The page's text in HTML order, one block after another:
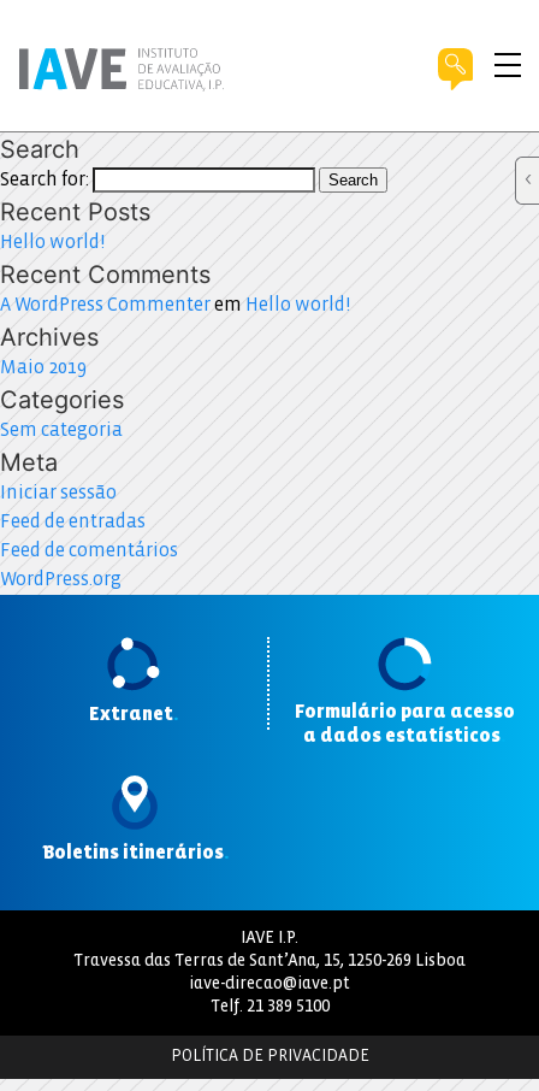
Search
Search for: Search
Recent Posts
Hello world!
Recent Comments
A WordPress Commenterem Hello world!
Archives
Maio 2019
Categories
Sem categoria
Meta
Iniciar sessão
Feed de entradas
Feed de comentários
WordPress.org
Extranet.
Formulário para acesso
a dados estatísticos
Boletins itinerários.
IAVE I.P.
Travessa das Terras de Sant’Ana, 15, 1250-269 Lisboa
iave-direcao@iave.pt
Telf. 21 389 5100
POLÍTICA DE PRIVACIDADE